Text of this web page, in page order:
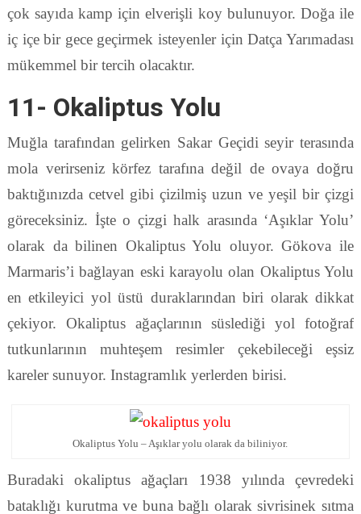
çok sayıda kamp için elverişli koy bulunuyor. Doğa ile
iç içe bir gece geçirmek isteyenler için Datça Yarımadası
mükemmel bir tercih olacaktır.
11- Okaliptus Yolu
Muğla tarafından gelirken Sakar Geçidi seyir terasında
mola verirseniz körfez tarafına değil de ovaya doğru
baktığınızda cetvel gibi çizilmiş uzun ve yeşil bir çizgi
göreceksiniz. İşte o çizgi halk arasında ‘Aşıklar Yolu’
olarak da bilinen Okaliptus Yolu oluyor. Gökova ile
Marmaris’i bağlayan eski karayolu olan Okaliptus Yolu
en etkileyici yol üstü duraklarından biri olarak dikkat
çekiyor. Okaliptus ağaçlarının süslediği yol fotoğraf
tutkunlarının muhteşem resimler çekebileceği eşsiz
kareler sunuyor. Instagramlık yerlerden birisi.
Okaliptus Yolu – Aşıklar yolu olarak da biliniyor.
Buradaki okaliptus ağaçları 1938 yılında çevredeki
bataklığı kurutma ve buna bağlı olarak sivrisinek sıtma